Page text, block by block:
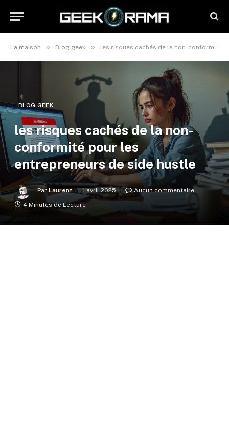
La maison » Blog geek » les risques cachés de la non-conformité pour les entrepreneurs de side hustle
BLOG GEEK
les risques cachés de la non-
conformité pour les
entrepreneurs de side hustle
Par Laurent 1 avril 2025
Aucun commentaire
4 Minutes de Lecture